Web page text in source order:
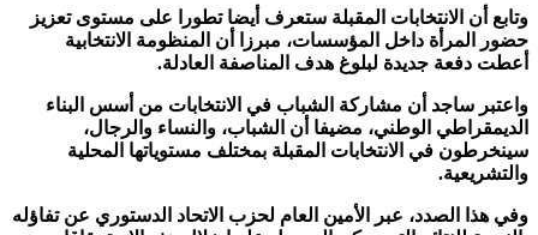
وتابع أن الانتخابات المقبلة ستعرف أيضا تطورا على مستوى تعزيز
حضور المرأة داخل المؤسسات، مبرزا أن المنظومة الانتخابية
أعطت دفعة جديدة لبلوغ هدف المناصفة العادلة.
واعتبر ساجد أن مشاركة الشباب في الانتخابات من أسس البناء
الديمقراطي الوطني، مضيفا أن الشباب، والنساء والرجال،
سينخرطون في الانتخابات المقبلة بمختلف مستوياتها المحلية
والتشريعية.
وفي هذا الصدد، عبر الأمين العام لحزب الاتحاد الدستوري عن تفاؤله